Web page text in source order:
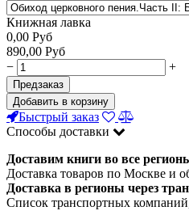
Книжная лавка
0,00 Руб
890,00 Руб
−
+
Предзаказ
Добавить в корзину
Быстрый заказ
Способы доставки
Доставим книги во все
Доставка товаров по Москве и
Доставка в регионы через
Список транспортных